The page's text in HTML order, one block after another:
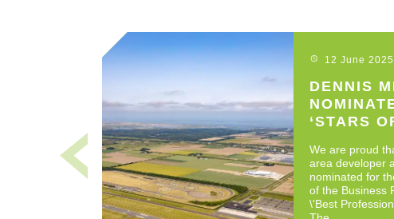
DENNIS
‘STARS
12 June 2025
We are proud
area developer
nominated for
of the Business
\'Best